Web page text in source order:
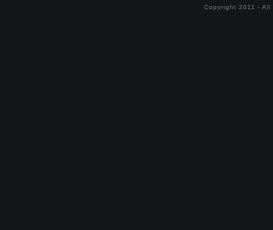
Copyright 2011 -